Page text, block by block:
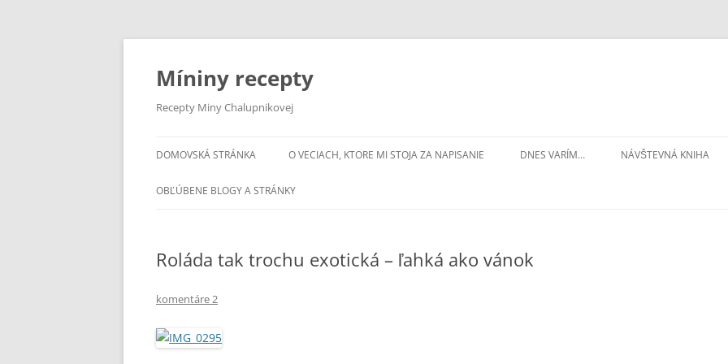
Preskočiť
obsah
Míniny recepty
Recepty Miny Chalupnikovej
DOMOVSKÁ STRÁNKA O VECIACH, KTORE MI STOJA ZA NAPISANIE DNES VARÍM… NÁVŠTEVNÁ KNIHA
OBĽÚBENE BLOGY A STRÁNKY
Roláda tak trochu exotická – ľahká ako vánok
komentáre 2